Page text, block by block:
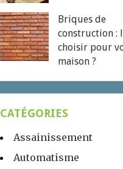
Briques de
construction :
choisir pour
maison ?
CATÉGORIES
Assainissement
Automatisme